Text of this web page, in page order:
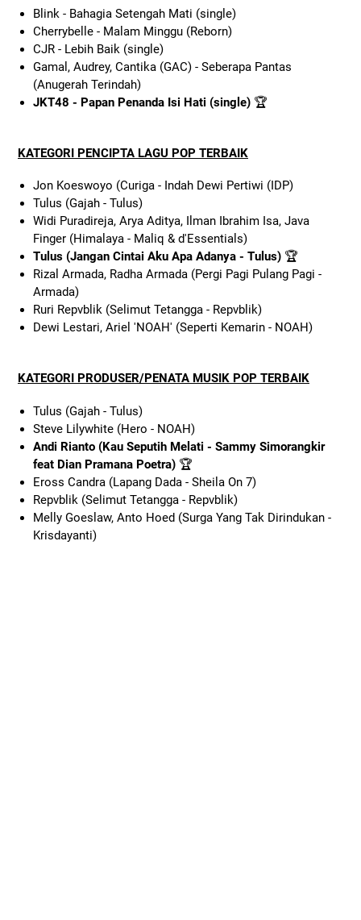
Blink - Bahagia Setengah Mati (single)
Cherrybelle - Malam Minggu (Reborn)
CJR - Lebih Baik (single)
Gamal, Audrey, Cantika (GAC) - Seberapa Pantas
(Anugerah Terindah)
JKT48 - Papan Penanda Isi Hati (single)🏆
KATEGORI PENCIPTA LAGU POP TERBAIK
Jon Koeswoyo (Curiga - Indah Dewi Pertiwi (IDP)
Tulus (Gajah - Tulus)
Widi Puradireja, Arya Aditya, Ilman Ibrahim Isa, Java
Finger (Himalaya - Maliq & d'Essentials)
Tulus (Jangan Cintai Aku Apa Adanya - Tulus)🏆
Rizal Armada, Radha Armada (Pergi Pagi Pulang Pagi -
Armada)
Ruri Repvblik (Selimut Tetangga - Repvblik)
Dewi Lestari, Ariel 'NOAH' (Seperti Kemarin - NOAH)
KATEGORI PRODUSER/PENATA MUSIK POP TERBAIK
Tulus (Gajah - Tulus)
Steve Lilywhite (Hero - NOAH)
Andi Rianto (Kau Seputih Melati - Sammy Simorangkir
feat Dian Pramana Poetra)🏆
Eross Candra (Lapang Dada - Sheila On 7)
Repvblik (Selimut Tetangga - Repvblik)
Melly Goeslaw, Anto Hoed (Surga Yang Tak Dirindukan -
Krisdayanti)